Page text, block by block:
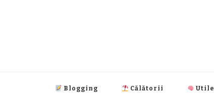
Blogging Călătorii Utile